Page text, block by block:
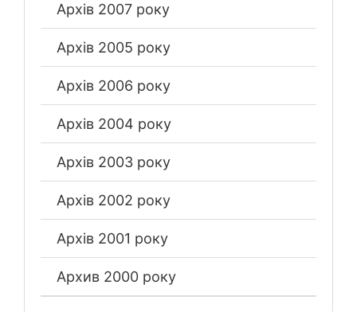
Архів 2007 року
Архів 2005 року
Архів 2006 року
Архів 2004 року
Архів 2003 року
Архів 2002 року
Архів 2001 року
Архив 2000 року